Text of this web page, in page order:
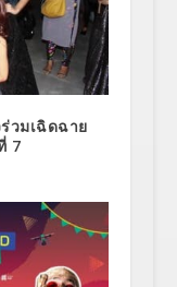
วมเฉิดฉาย
7